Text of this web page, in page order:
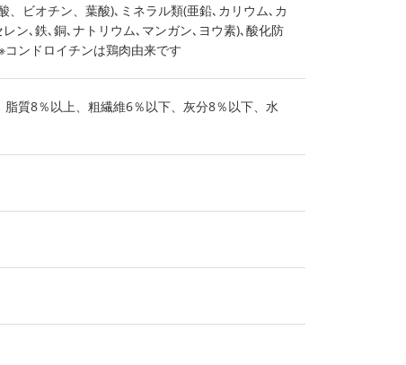
、ビオチン、葉酸)､ミネラル類(亜鉛､カリウム､カ
ン､鉄､銅､ナトリウム､マンガン､ヨウ素)､酸化防
ンドロイチンは鶏肉由来です
脂質8％以上、粗繊維6％以下、灰分8％以下、水